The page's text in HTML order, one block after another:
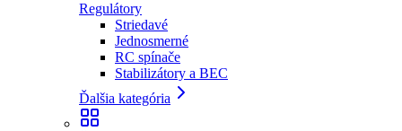
Regulátory
Striedavé
Jednosmerné
RC spínače
Stabilizátory a BEC
Ďalšia kategória